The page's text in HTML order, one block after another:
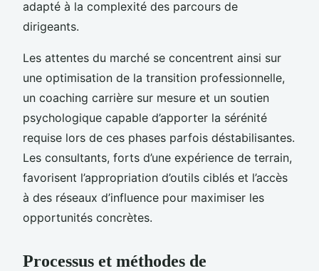
adapté à la complexité des parcours de
dirigeants.
Les attentes du marché se concentrent ainsi sur
une optimisation de la transition professionnelle,
un coaching carrière sur mesure et un soutien
psychologique capable d’apporter la sérénité
requise lors de ces phases parfois déstabilisantes.
Les consultants, forts d’une expérience de terrain,
favorisent l’appropriation d’outils ciblés et l’accès
à des réseaux d’influence pour maximiser les
opportunités concrètes.
Processus et méthodes de